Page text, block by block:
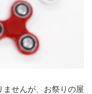
せんが、お祭りの屋